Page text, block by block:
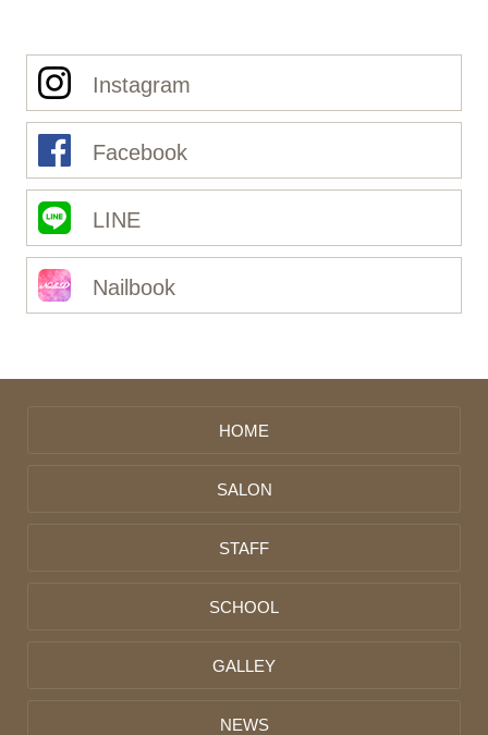
Instagram
Facebook
LINE
Nailbook
HOME
SALON
STAFF
SCHOOL
GALLEY
NEWS